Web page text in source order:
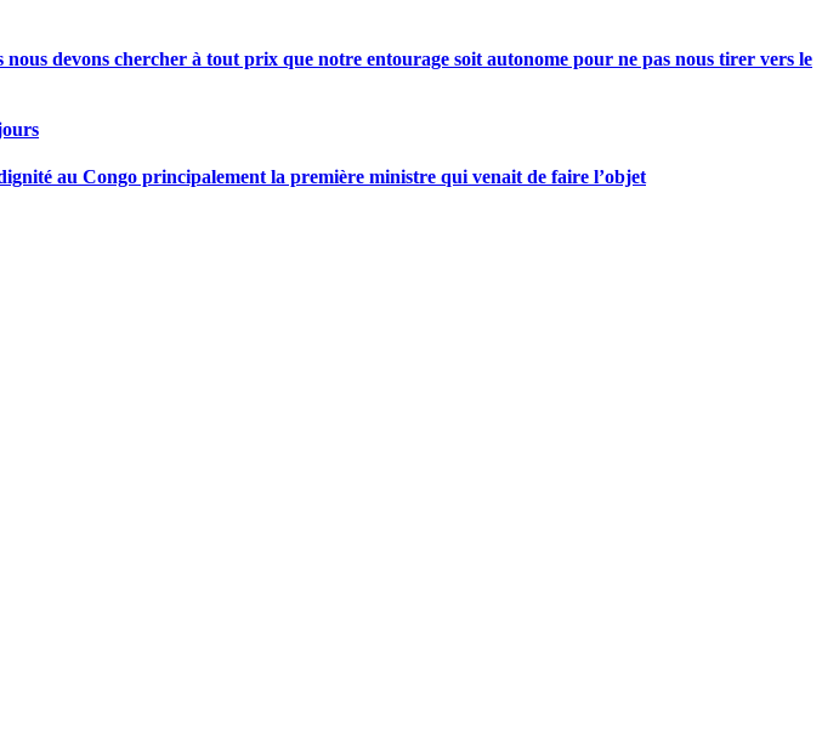
devons chercher à tout prix que notre entourage soit autonome pour ne pas nous tirer vers le
au Congo principalement la première ministre qui venait de faire l’objet